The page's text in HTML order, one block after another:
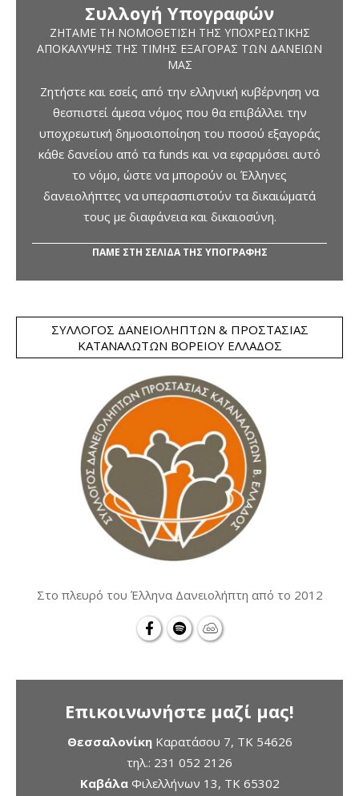
Συλλογή Υπογραφών
ΖΗΤΆΜΕ ΤΗ ΝΟΜΟΘΈΤΙΣΗ ΤΗΣ ΥΠΟΧΡΕΩΤΙΚΉΣ
ΑΠΟΚΆΛΥΨΗΣ ΤΗΣ ΤΙΜΉΣ ΕΞΑΓΟΡΆΣ ΤΩΝ ΔΑΝΕΊΩΝ
ΜΑΣ
Ζητήστε και εσείς από την ελληνική κυβέρνηση να
θεσπιστεί άμεσα νόμος που θα επιβάλλει την
υποχρεωτική δημοσιοποίηση του ποσού εξαγοράς
κάθε δανείου από τα funds και να εφαρμόσει αυτό
το νόμο, ώστε να μπορούν οι Έλληνες
δανειολήπτες να υπερασπιστούν τα δικαιώματά
τους με διαφάνεια και δικαιοσύνη.
ΠΑΜΕ ΣΤΗ ΣΕΛΙΔΑ ΤΗΣ ΥΠΟΓΡΑΦΗΣ
ΣΎΛΛΟΓΟΣ ΔΑΝΕΙΟΛΗΠΤΏΝ & ΠΡΟΣΤΑΣΊΑΣ
ΚΑΤΑΝΑΛΩΤΏΝ ΒΟΡΕΊΟΥ ΕΛΛΆΔΟΣ
Στο πλευρό του Έλληνα Δανειολήπτη από το 2012
Επικοινωνήστε μαζί μας!
ΘεσσαλονίκηΚαρατάσου 7, TK 54626
τηλ.: 231 052 2126
ΚαβάλαΦιλελλήνων 13, ΤΚ 65302